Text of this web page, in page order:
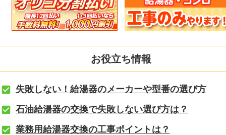
お役立ち情報
失敗しない！給湯器のメーカーや型番の選び方
石油給湯器の交換で失敗しない選び方は？
業務用給湯器交換の工事ポイントは？